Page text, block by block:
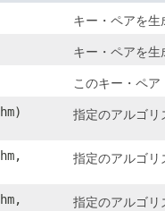
キー・ペアを生
キー・ペアを生
このキー・ペア
指定のアルゴ
指定のアルゴ
指定のアルゴ